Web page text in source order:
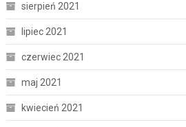
sierpień 2021
lipiec 2021
czerwiec 2021
maj 2021
kwiecień 2021